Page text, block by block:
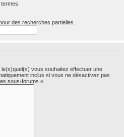
termes
des recherches partielles.
vous souhaitez effectuer une
inclus si vous ne désactivez pas
sous-forums ».